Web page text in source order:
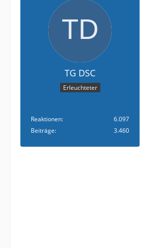
TG DSC
Erleuchteter
Reaktionen
6.097
Beiträge
3.460